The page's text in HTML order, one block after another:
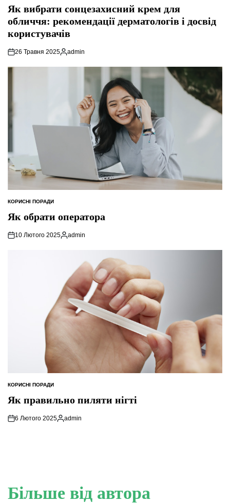
Як вибрати сонцезахисний крем для
обличчя: рекомендації дерматологів і досвід
користувачів
26 Травня 2025
Опубліковано
admin
ОПУБЛІКУВАТИ
КОРИСНІ ПОРАДИ
Як обрати оператора
10 Лютого 2025
Опубліковано
admin
ОПУБЛІКУВАТИ
КОРИСНІ ПОРАДИ
Як правильно пиляти нігті
6 Лютого 2025
Опубліковано
admin
Більше від автора